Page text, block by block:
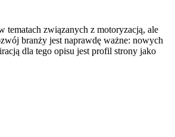
tematach związanych z motoryzacją, ale
branży jest naprawdę ważne: nowych
dla tego opisu jest profil strony jako